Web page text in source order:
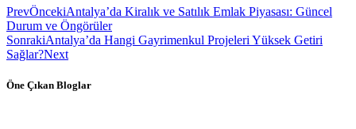
PrevÖncekiAntalya’da Kiralık ve Satılık Emlak Piyasası: Güncel
Durum ve Öngörüler
SonrakiAntalya’da Hangi Gayrimenkul Projeleri Yüksek Getiri
Sağlar?Next
Öne Çıkan Bloglar